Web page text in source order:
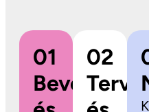
01
Bevezetés
02